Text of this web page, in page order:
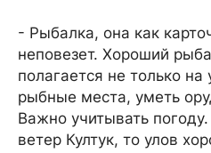
- Рыбалка, она как
неповезет. Хороший
полагается не только на
рыбные места, уметь
Важно учитывать
ветер Култук, то улов